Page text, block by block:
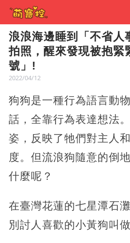
浪浪海邊睡到「不省人
拍照，醒來發現被抱緊
號」!
2022/04/12
狗狗是一種行為語言動
話，全靠行為表達想法
姿，反映了牠們對主人
度。但流浪狗隨意的倒
什麼呢？
在臺灣花蓮的七星潭石
別討人喜歡的小黃狗叫做